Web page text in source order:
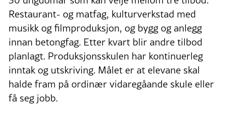
Restaurant- og matfag, kulturverkstad med
musikk og filmproduksjon, og bygg og anlegg
innan betongfag. Etter kvart blir andre tilbod
planlagt. Produksjonsskulen har kontinuerleg
inntak og utskriving. Målet er at elevane skal
halde fram på ordinær vidaregåande skule eller
få seg jobb.